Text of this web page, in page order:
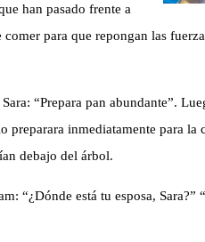
han pasado frente a
para que repongan las
“Prepara pan abundante”.
preparara inmediatamente para
debajo del árbol.
“¿Dónde está tu esposa,